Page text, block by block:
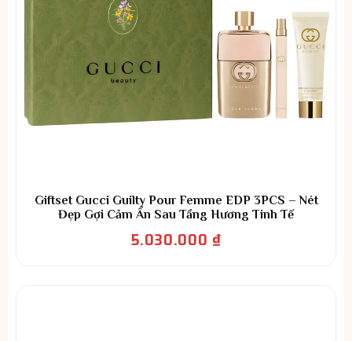
Giftset Gucci Guilty Pour Femme EDP 3PCS – Nét
Đẹp Gợi Cảm Ẩn Sau Tầng Hương Tinh Tế
5.030.000₫